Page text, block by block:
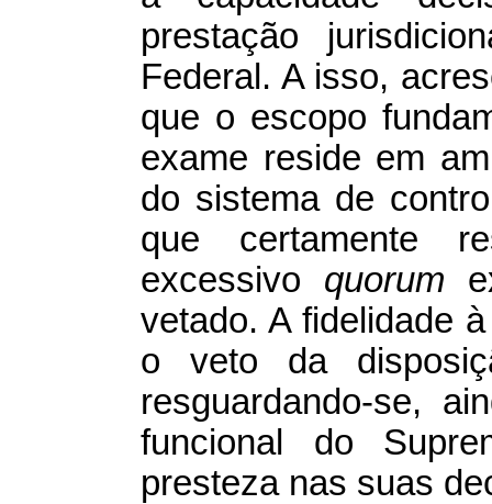
prestação
Federal. A isso,
que o escopo
exame reside em
do sistema de
que certamente
excessivo quorum
vetado. A fidelidade
o veto da
resguardando-se,
funcional do
presteza nas suas